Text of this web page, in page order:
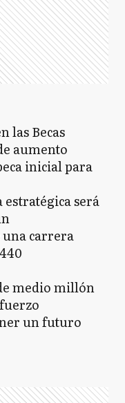
las Becas
aumento
inicial para
será
carrera
medio millón
un futuro